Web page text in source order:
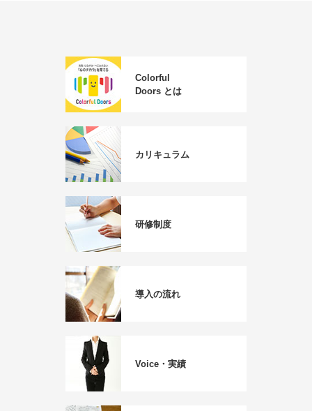
Colorful
Doors とは
カリキュラム
研修制度
導入の流れ
Voice・実績